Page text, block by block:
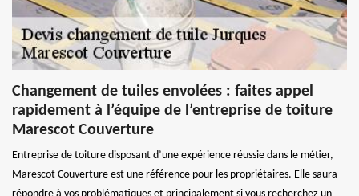
Changement de tuiles envolées : faites appel
rapidement à l’équipe de l’entreprise de toiture
Marescot Couverture
Entreprise de toiture disposant d’une expérience réussie dans le métier,
Marescot Couverture est une référence pour les propriétaires. Elle saura